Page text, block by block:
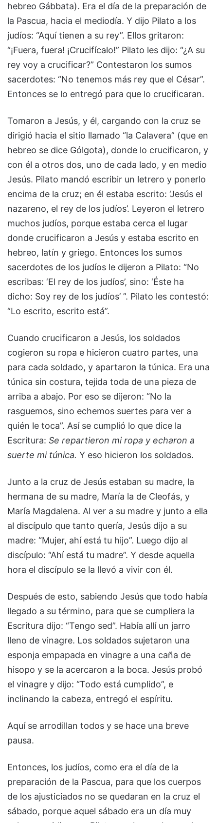
hebreo Gábbata). Era el día de la preparación de
la Pascua, hacia el mediodía. Y dijo Pilato a los
judíos: “Aquí tienen a su rey”. Ellos gritaron:
“¡Fuera, fuera! ¡Crucifícalo!” Pilato les dijo: “¿A su
rey voy a crucificar?” Contestaron los sumos
sacerdotes: “No tenemos más rey que el César”.
Entonces se lo entregó para que lo crucificaran.
Tomaron a Jesús, y él, cargando con la cruz se
dirigió hacia el sitio llamado “la Calavera” (que en
hebreo se dice Gólgota), donde lo crucificaron, y
con él a otros dos, uno de cada lado, y en medio
Jesús. Pilato mandó escribir un letrero y ponerlo
encima de la cruz; en él estaba escrito: ‘Jesús el
nazareno, el rey de los judíos’. Leyeron el letrero
muchos judíos, porque estaba cerca el lugar
donde crucificaron a Jesús y estaba escrito en
hebreo, latín y griego. Entonces los sumos
sacerdotes de los judíos le dijeron a Pilato: “No
escribas: ‘El rey de los judíos’, sino: ‘Éste ha
dicho: Soy rey de los judíos’ ”. Pilato les contestó:
“Lo escrito, escrito está”.
Cuando crucificaron a Jesús, los soldados
cogieron su ropa e hicieron cuatro partes, una
para cada soldado, y apartaron la túnica. Era una
túnica sin costura, tejida toda de una pieza de
arriba a abajo. Por eso se dijeron: “No la
rasguemos, sino echemos suertes para ver a
quién le toca”. Así se cumplió lo que dice la
Escritura: Se repartieron mi ropa y echaron a
suerte mi túnica. Y eso hicieron los soldados.
Junto a la cruz de Jesús estaban su madre, la
hermana de su madre, María la de Cleofás, y
María Magdalena. Al ver a su madre y junto a ella
al discípulo que tanto quería, Jesús dijo a su
madre: “Mujer, ahí está tu hijo”. Luego dijo al
discípulo: “Ahí está tu madre”. Y desde aquella
hora el discípulo se la llevó a vivir con él.
Después de esto, sabiendo Jesús que todo había
llegado a su término, para que se cumpliera la
Escritura dijo: “Tengo sed”. Había allí un jarro
lleno de vinagre. Los soldados sujetaron una
esponja empapada en vinagre a una caña de
hisopo y se la acercaron a la boca. Jesús probó
el vinagre y dijo: “Todo está cumplido”, e
inclinando la cabeza, entregó el espíritu.
Aquí se arrodillan todos y se hace una breve
pausa.
Entonces, los judíos, como era el día de la
preparación de la Pascua, para que los cuerpos
de los ajusticiados no se quedaran en la cruz el
sábado, porque aquel sábado era un día muy